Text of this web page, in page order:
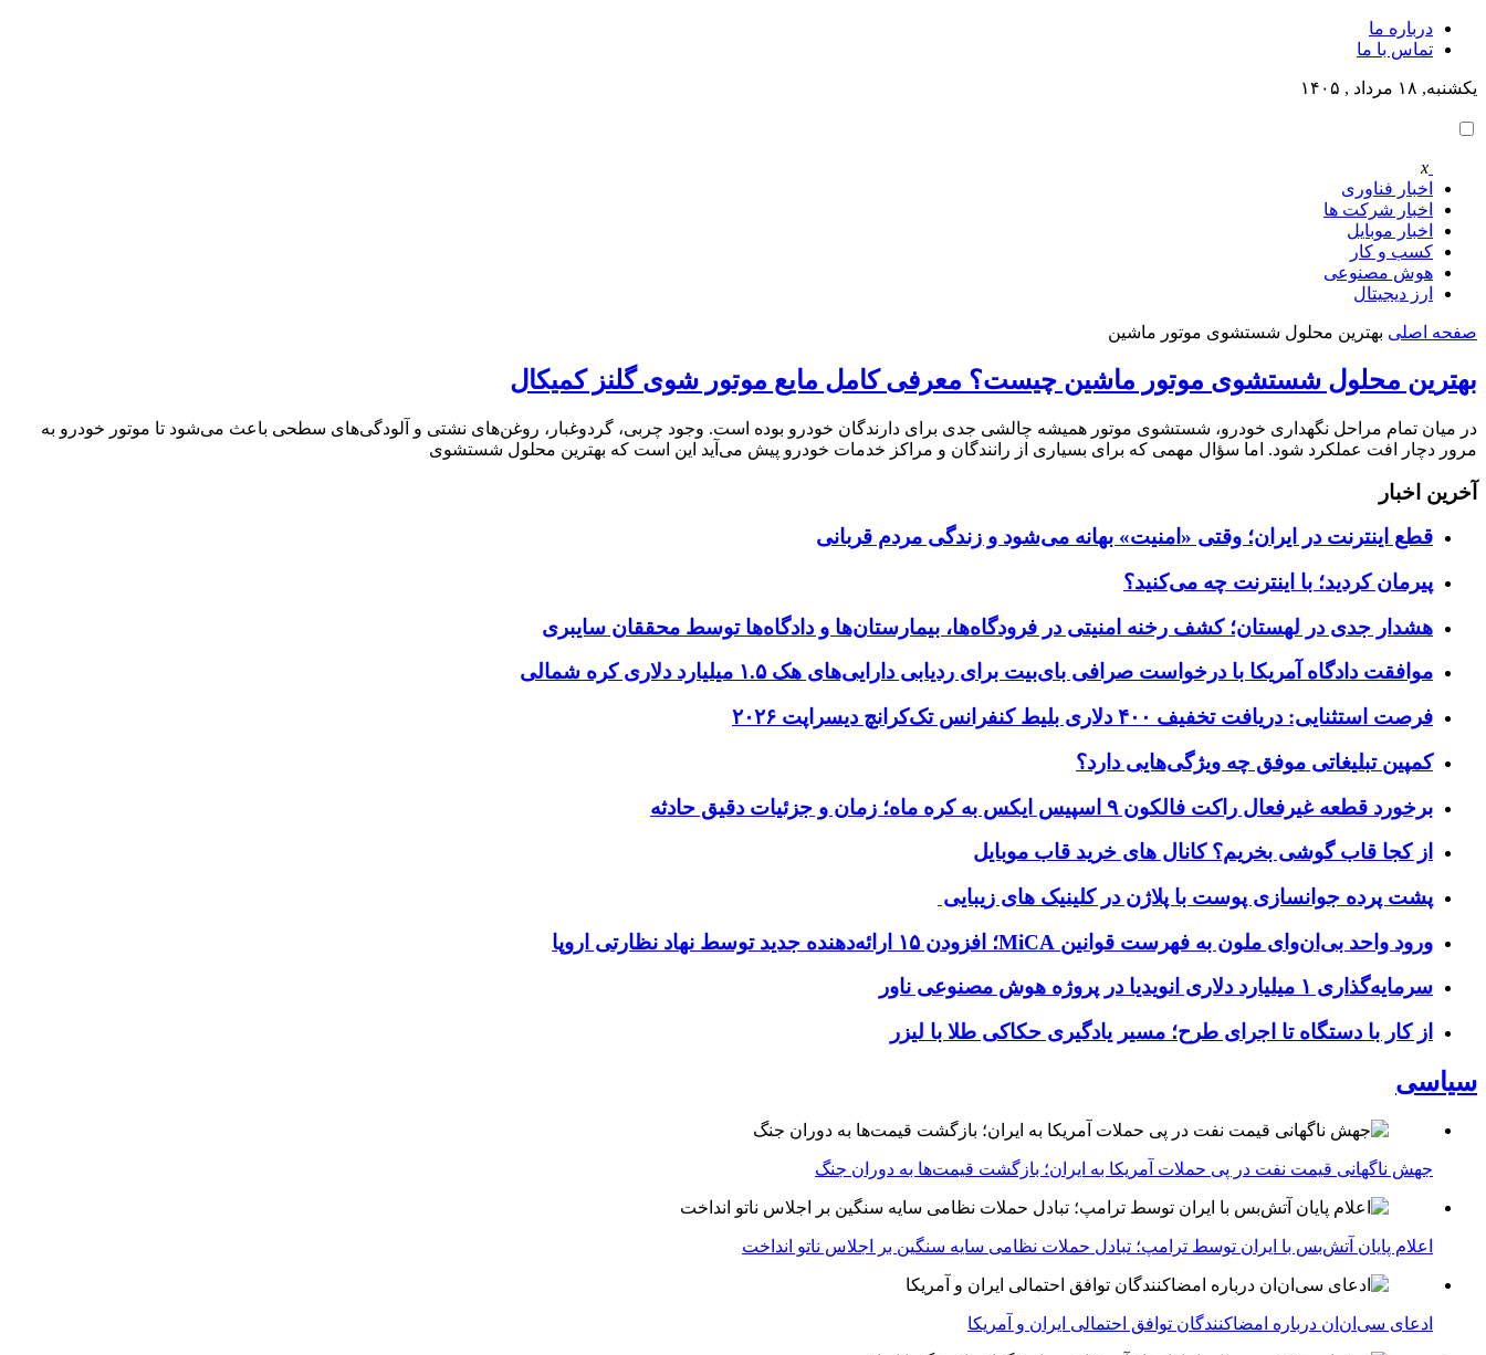
درباره ما
تماس با ما
یکشنبه, ۱۸ مرداد , ۱۴۰۵
x
اخبار فناوری
اخبار شرکت ها
اخبار موبایل
کسب و کار
هوش مصنوعی
ارز دیجیتال
صفحه اصلی بهترین محلول شستشوی موتور ماشین
بهترین محلول شستشوی موتور ماشین چیست؟ معرفی کامل مایع موتور شوی گلنز کمیکال
در میان تمام مراحل نگهداری خودرو، شستشوی موتور همیشه چالشی جدی برای دارندگان خودرو بوده است. وجود چربی، گردوغبار، روغن‌های نشتی و آلودگی‌های سطحی باعث می‌شود تا موتور خودرو به
مرور دچار افت عملکرد شود. اما سؤال مهمی که برای بسیاری از رانندگان و مراکز خدمات خودرو پیش می‌آید این است که بهترین محلول شستشوی
آخرین اخبار
قطع اینترنت در ایران؛ وقتی «امنیت» بهانه می‌شود و زندگی مردم قربانی
پیرمان کردید؛ با اینترنت چه می‌کنید؟
هشدار جدی در لهستان؛ کشف رخنه امنیتی در فرودگاه‌ها، بیمارستان‌ها و دادگاه‌ها توسط محققان سایبری
موافقت دادگاه آمریکا با درخواست صرافی بای‌بیت برای ردیابی دارایی‌های هک ۱.۵ میلیارد دلاری کره شمالی
فرصت استثنایی: دریافت تخفیف ۴۰۰ دلاری بلیط کنفرانس تک‌کرانچ دیسراپت ۲۰۲۶
کمپین تبلیغاتی موفق چه ویژگی‌هایی دارد؟
برخورد قطعه غیرفعال راکت فالکون ۹ اسپیس ایکس به کره ماه؛ زمان و جزئیات دقیق حادثه
از کجا قاب گوشی بخریم؟ کانال های خرید قاب موبایل
پشت پرده جوانسازی پوست با پلاژن در کلینیک های زیبایی
ورود واحد بی‌ان‌وای ملون به فهرست قوانین MiCA؛ افزودن ۱۵ ارائه‌دهنده جدید توسط نهاد نظارتی اروپا
سرمایه‌گذاری ۱ میلیارد دلاری انویدیا در پروژه هوش مصنوعی ناور
از کار با دستگاه تا اجرای طرح؛ مسیر یادگیری حکاکی طلا با لیزر
سیاسی
جهش ناگهانی قیمت نفت در پی حملات آمریکا به ایران؛ بازگشت قیمت‌ها به دوران جنگ
اعلام پایان آتش‌بس با ایران توسط ترامپ؛ تبادل حملات نظامی سایه سنگین بر اجلاس ناتو انداخت
ادعای سی‌ان‌ان درباره امضاکنندگان توافق احتمالی ایران و آمریکا